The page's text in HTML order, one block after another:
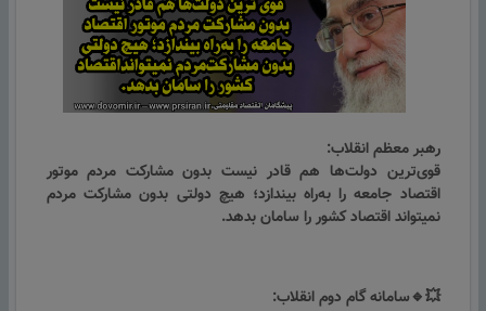
رهبر معظم انقلاب:
قوی‌‌ترین دولت‌ها هم قادر نیست بدون مشارکت مردم موتور
اقتصاد جامعه را به‌راه بیندازد؛ هیچ دولتی بدون مشارکت‌ مردم
نمیتواند اقتصاد کشور را سامان بدهد.
💥🔹سامانه گام دوم انقلاب: